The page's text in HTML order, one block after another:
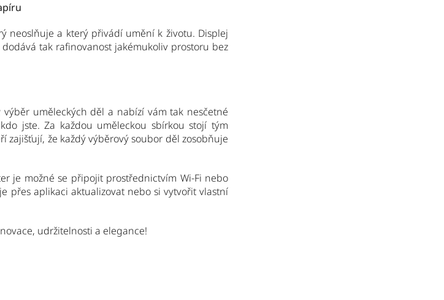
neoslňuje a který přivádí umění k životu. Displej
tak rafinovanost jakémukoliv prostoru bez
uměleckých děl a nabízí vám tak nesčetné
jste. Za každou uměleckou sbírkou stojí tým
zajišťují, že každý výběrový soubor děl zosobňuje
je možné se připojit prostřednictvím Wi-Fi nebo
přes aplikaci aktualizovat nebo si vytvořit vlastní
udržitelnosti a elegance!